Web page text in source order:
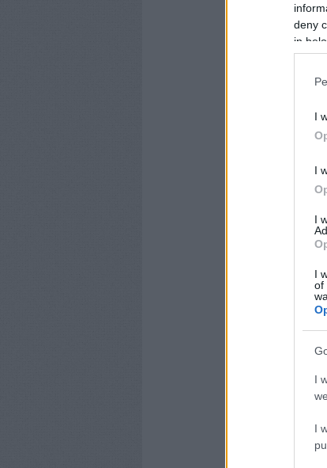
deny
in
I
I
I
I
of
I
I